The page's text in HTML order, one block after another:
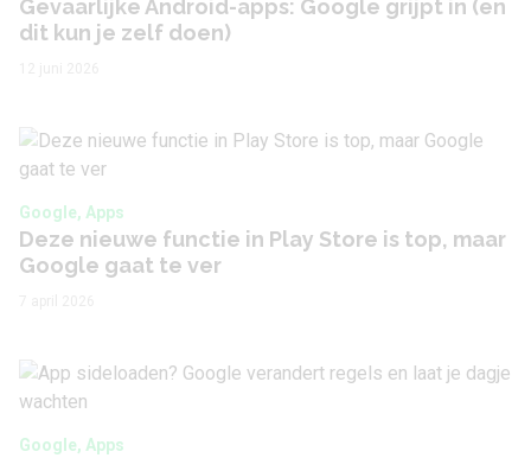
Gevaarlijke Android-apps: Google grijpt in (en
dit kun je zelf doen)
Google, Apps
Deze nieuwe functie in Play Store is top, maar
Google gaat te ver
Google, Apps